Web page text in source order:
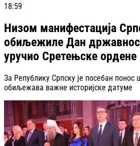
18:59
Низом манифестација
обиљежиле Дан
уручио Сретењске ордене
За Републику Српску је посебан понос
обиљежава важне историјске датуме